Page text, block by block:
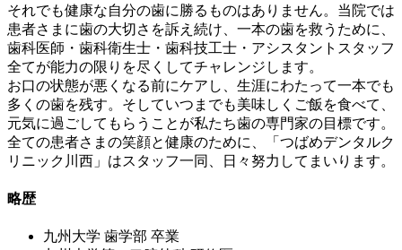
それでも健康な自分の歯に勝るものはありません。当院では
患者さまに歯の大切さを訴え続け、一本の歯を救うために、
歯科医師・歯科衛生士・歯科技工士・アシスタントスタッフ
全てが能力の限りを尽くしてチャレンジします。
お口の状態が悪くなる前にケアし、生涯にわたって一本でも
多くの歯を残す。そしていつまでも美味しくご飯を食べて、
元気に過ごしてもらうことが私たち歯の専門家の目標です。
全ての患者さまの笑顔と健康のために、「つばめデンタルク
リニック川西」はスタッフ一同、日々努力してまいります。
略歴
九州大学 歯学部 卒業